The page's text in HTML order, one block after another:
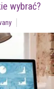
wybrać?